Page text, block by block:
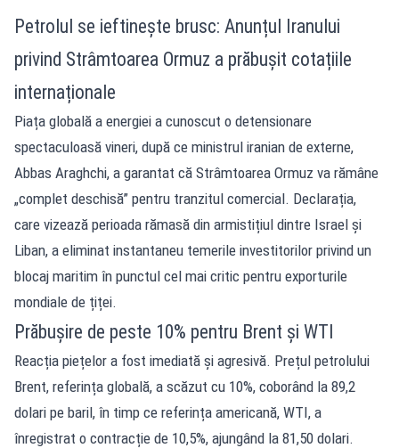
Petrolul se ieftinește brusc: Anunțul Iranului
privind Strâmtoarea Ormuz a prăbușit cotațiile
internaționale
Piața globală a energiei a cunoscut o detensionare
spectaculoasă vineri, după ce ministrul iranian de externe,
Abbas Araghchi, a garantat că Strâmtoarea Ormuz va rămâne
„complet deschisă” pentru tranzitul comercial. Declarația,
care vizează perioada rămasă din armistițiul dintre Israel și
Liban, a eliminat instantaneu temerile investitorilor privind un
blocaj maritim în punctul cel mai critic pentru exporturile
mondiale de țiței.
Prăbușire de peste 10% pentru Brent și WTI
Reacția piețelor a fost imediată și agresivă. Prețul petrolului
Brent, referința globală, a scăzut cu 10%, coborând la 89,2
dolari pe baril, în timp ce referința americană, WTI, a
înregistrat o contracție de 10,5%, ajungând la 81,50 dolari.